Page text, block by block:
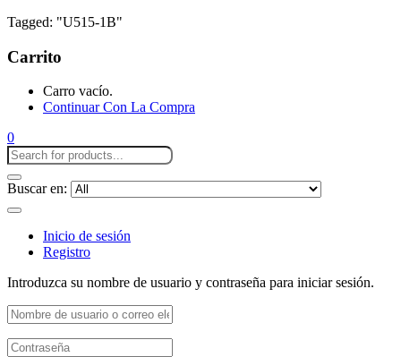
Tagged: "U515-1B"
Carrito
Carro vacío.
Continuar Con La Compra
0
Buscar en:
Inicio de sesión
Registro
Introduzca su nombre de usuario y contraseña para iniciar sesión.